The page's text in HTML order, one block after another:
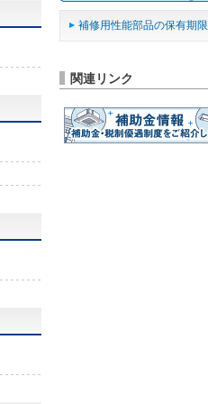
補修用性能部品の保有期限
関連リンク